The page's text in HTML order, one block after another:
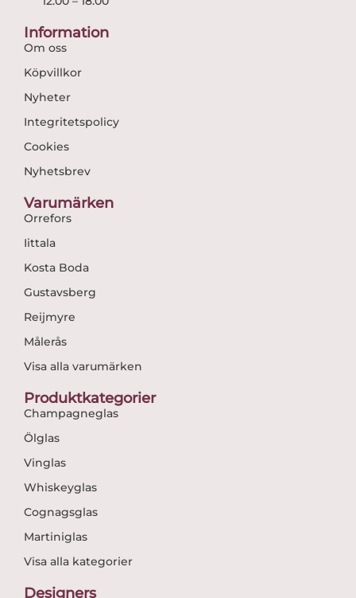
Information
Om oss
Köpvillkor
Nyheter
Integritetspolicy
Cookies
Nyhetsbrev
Varumärken
Orrefors
Iittala
Kosta Boda
Gustavsberg
Reijmyre
Målerås
Visa alla varumärken
Produktkategorier
Champagneglas
Ölglas
Vinglas
Whiskeyglas
Cognagsglas
Martiniglas
Visa alla kategorier
Designers